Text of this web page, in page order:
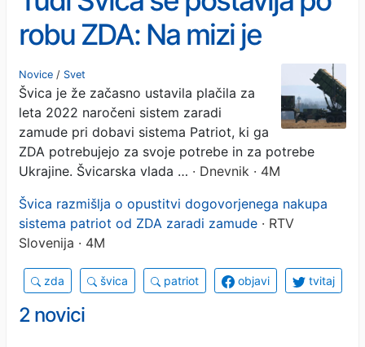
robu ZDA: Na mizi je
razveljavitev nakupa
sistema Patriot
Novice / Svet
Švica je že začasno ustavila plačila za
leta 2022 naročeni sistem zaradi
zamude pri dobavi sistema Patriot, ki ga
ZDA potrebujejo za svoje potrebe in za potrebe
Ukrajine. Švicarska vlada … · Dnevnik · 4M
Švica razmišlja o opustitvi dogovorjenega nakupa
sistema patriot od ZDA zaradi zamude · RTV
Slovenija · 4M
zda švica patriot objavi tvitaj
2 novici